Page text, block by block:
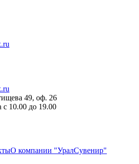
49, оф. 26
10.00 до 19.00
О компании "УралСувенир"